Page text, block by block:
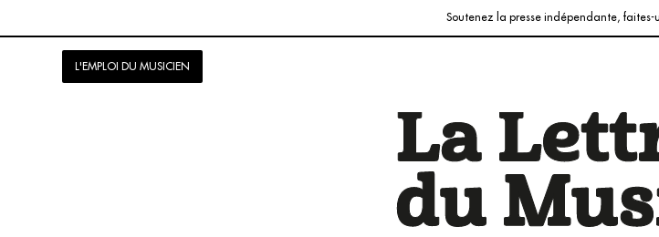
Soutenez la presse indépendante, faites-
L'EMPLOI DU MUSICIEN